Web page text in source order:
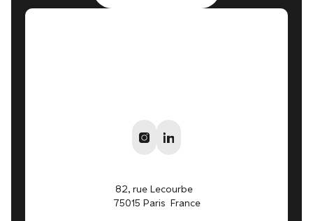
82, rue Lecourbe
75015 Paris France